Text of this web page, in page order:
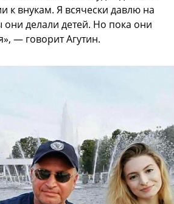
к внукам. Я всячески давлю на
они делали детей. Но пока они
— говорит Агутин.